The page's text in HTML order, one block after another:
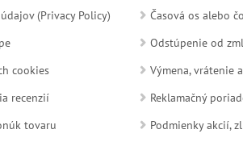
(Privacy Policy)
cookies
recenzií
tovaru
Časová os alebo
Odstúpenie od
Výmena, vrátenie
Reklamačný
Podmienky akcií,